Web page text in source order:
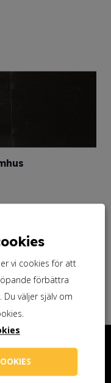
vi cookies för att
förbättra
väljer själv om